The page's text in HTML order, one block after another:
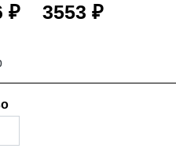
₽ 3553 ₽